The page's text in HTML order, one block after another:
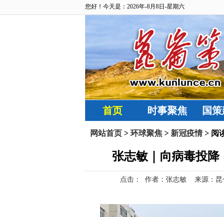
您好！今天是：2026年-8月8日-星期六
首页 时事聚焦 国
网站首页 > 环球聚焦 > 新冠疫情> 阅
张志敏｜向病毒投降
点击： 作者：张志敏 来源：昆